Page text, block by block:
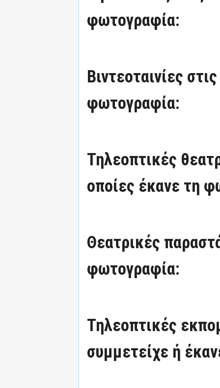
φωτογραφία:
Βιντεοταινίες
φωτογραφία:
Τηλεοπτικές
οποίες έκανε τη
Θεατρικές
φωτογραφία:
Τηλεοπτικές
συμμετείχε ή